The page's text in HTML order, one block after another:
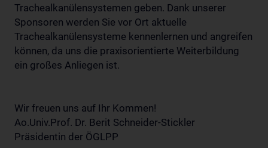
Trachealkanülensystemen geben. Dank unserer
Sponsoren werden Sie vor Ort aktuelle
Trachealkanülensysteme kennenlernen und angreifen
können, da uns die praxisorientierte Weiterbildung
ein großes Anliegen ist.
Wir freuen uns auf Ihr Kommen!
Ao.Univ.Prof. Dr. Berit Schneider-Stickler
Präsidentin der ÖGLPP